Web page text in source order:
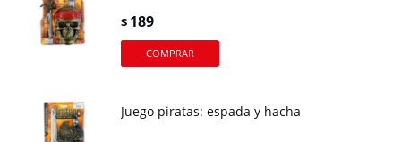
$ 189
Juego piratas: espada y hacha